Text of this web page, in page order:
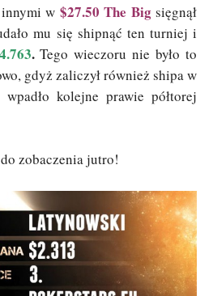
innymi w $27.50 The Bigsięgnął
mu się shipnąć ten turniej i
.Tego wieczoru nie było to
gdyż zaliczył również shipa w
wpadło kolejne prawie półtorej
zobaczenia jutro!